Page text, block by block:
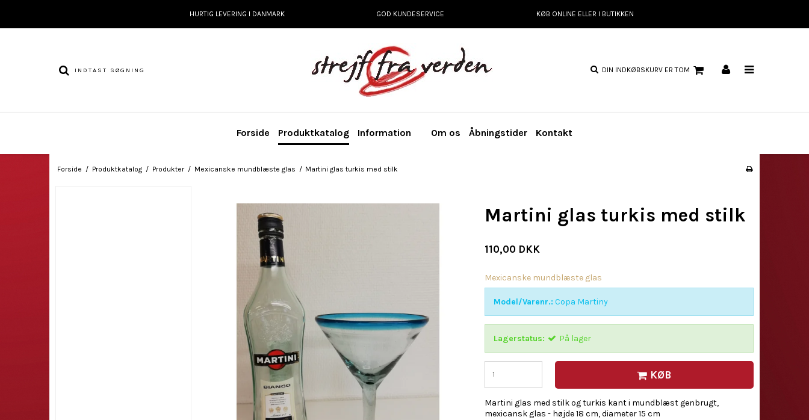
HURTIG LEVERING I DANMARK GOD KUNDESERVICE KØB ONLINE ELLER I BUTIKKEN
DIN INDKØBSKURV ER TOM
Forside Produktkatalog Information Om os Åbningstider Kontakt
Forside / Produktkatalog / Produkter / Mexicanske mundblæste glas / Martini glas turkis med stilk
Martini glas turkis med stilk
110,00 DKK
Mexicanske mundblæste glas
Model/Varenr.: Copa Martiny
Lagerstatus: På lager
KØB
Martini glas med stilk og turkis kant i mundblæst genbrugt,
mexicansk glas - højde 18 cm, diameter 15 cm